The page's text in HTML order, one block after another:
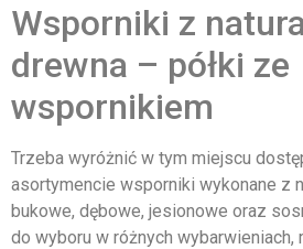
Wsporniki z
drewna – półki ze
wspornikiem
Trzeba wyróżnić w tym miejscu
asortymencie wsporniki wykonane z
bukowe, dębowe, jesionowe oraz
do wyboru w różnych wybarwieniach,